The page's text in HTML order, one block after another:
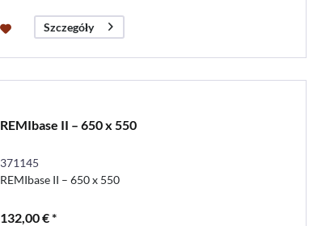
Szczegóły
REMIbase II – 650 x 550
371145
REMIbase II – 650 x 550
132,00 € *